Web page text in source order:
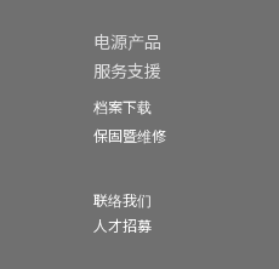
电源产品
服务支援
档案下载
保固暨维修
联络我们
人才招募